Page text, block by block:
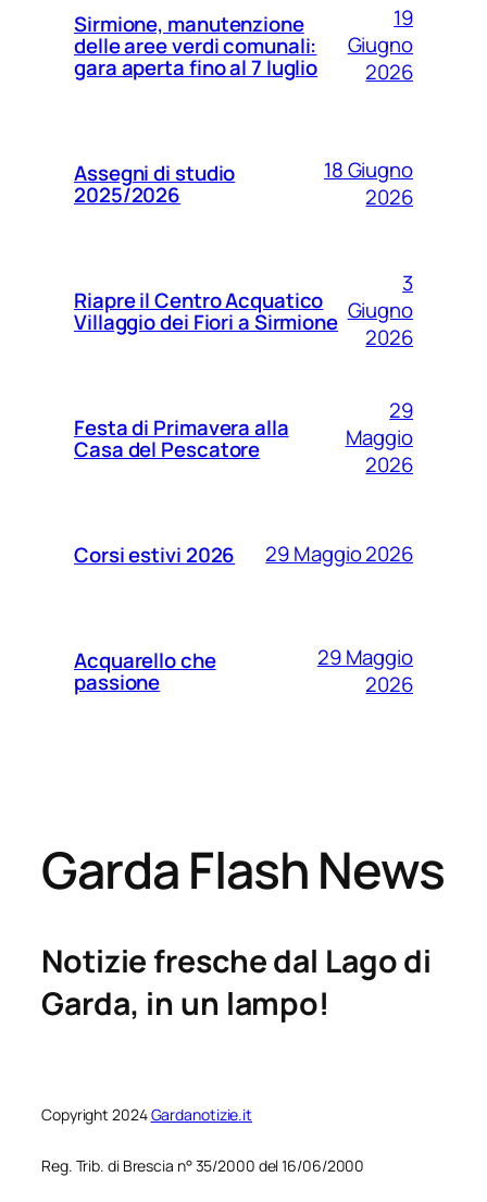
Sirmione, manutenzione
delle aree verdi comunali:
gara aperta fino al 7 luglio
19
Giugno
2026
Assegni di studio
2025/2026
18 Giugno
2026
Riapre il Centro Acquatico
Villaggio dei Fiori a Sirmione
3
Giugno
2026
Festa di Primavera alla
Casa del Pescatore
29
Maggio
2026
Corsi estivi 2026 29 Maggio 2026
Acquarello che
passione
29 Maggio
2026
Garda Flash News
Notizie fresche dal Lago di
Garda, in un lampo!
Copyright 2024Gardanotizie.it
Reg. Trib. di Brescia n° 35/2000 del 16/06/2000